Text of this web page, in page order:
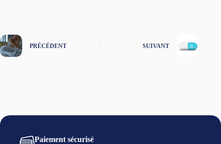
PRÉCÉDENT SUIVANT
Paiement sécurisé